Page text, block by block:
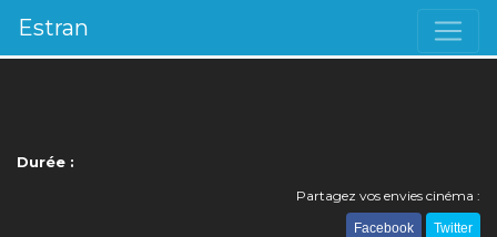
Estran
Durée :
Partagez vos envies cinéma :
Facebook Twitter